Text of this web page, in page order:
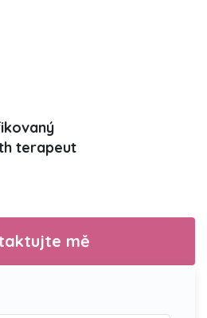
terapeut
mě